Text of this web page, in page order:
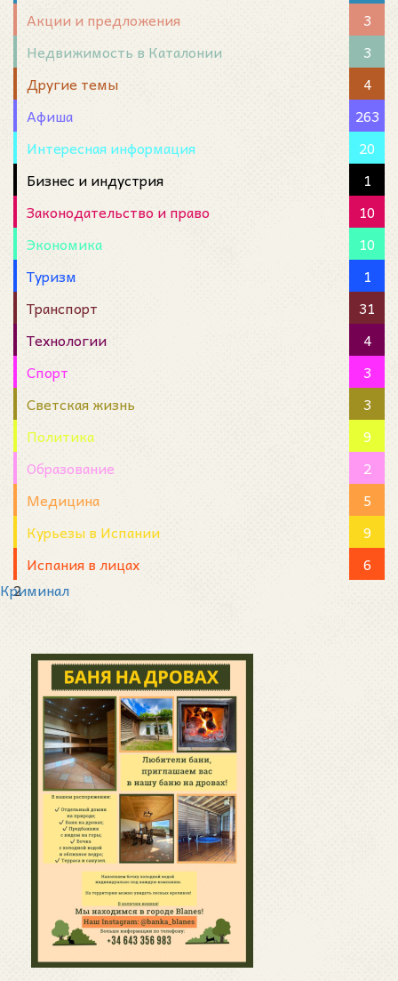
Акции и предложения
3
Недвижимость в Каталонии
3
Другие темы
4
Афиша
263
Интересная информация
20
Бизнес и индустрия
1
Законодательство и право
10
Экономика
10
Туризм
1
Транспорт
31
Технологии
4
Спорт
3
Светская жизнь
3
Политика
9
Образование
2
Медицина
5
Курьезы в Испании
9
Испания в лицах
6
Криминал
2